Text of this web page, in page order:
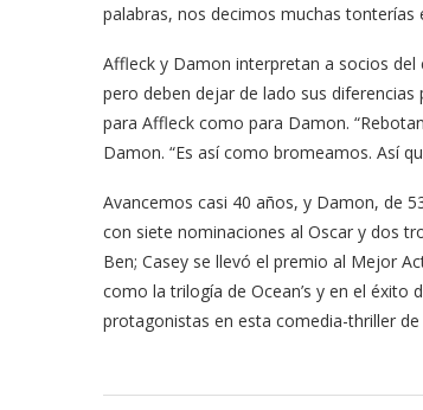
palabras, nos decimos muchas tonterías
Affleck y Damon interpretan a socios
pero deben dejar de lado sus
para Affleck como para Damon.
Damon. “Es así como bromeamos. Así
Avancemos casi 40 años, y Damon, de
con siete nominaciones al Oscar y dos
Ben; Casey se llevó el premio al Mejor
como la trilogía de Ocean’s y en el éxito
protagonistas en esta comedia-thriller